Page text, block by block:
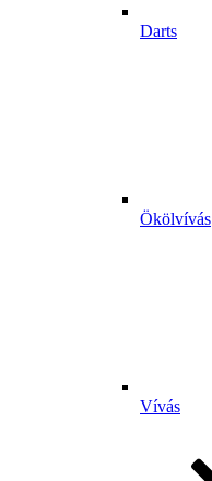
Darts
Ökölvívás
Vívás